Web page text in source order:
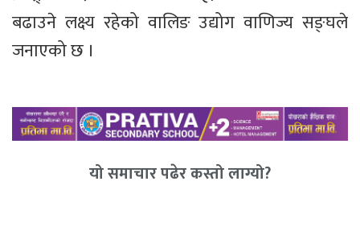
बढाउने लक्ष्य रहेको वालिङ उद्योग वाणिज्य सङ्घले
जनाएको छ ।
यो समाचार पढेर कस्तो लाग्यो?